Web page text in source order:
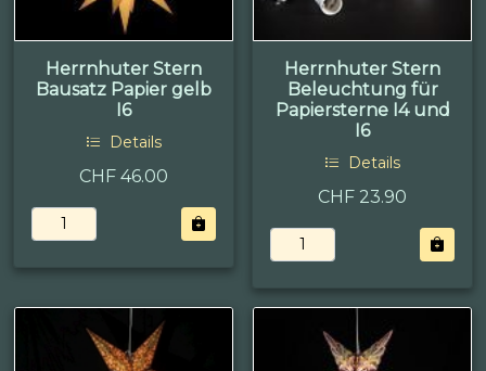
Herrnhuter Stern
Bausatz Papier gelb
I6
Details
CHF 46.00
Herrnhuter Stern
Beleuchtung für
Papiersterne I4 und
I6
Details
CHF 23.90